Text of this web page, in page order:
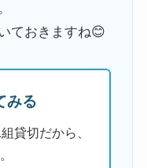
ておきますね😊
みる
貸切だから、